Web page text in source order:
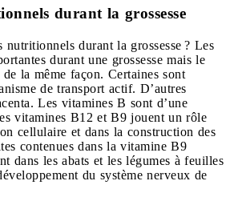
durant la grossesse
nutritionnels durant la grossesse ? Les
durant une grossesse mais le
la même façon. Certaines sont
de transport actif. D’autres
Les vitamines B sont d’une
vitamines B12 et B9 jouent un rôle
cellulaire et dans la construction des
contenues dans la vitamine B9
dans les abats et les légumes à feuilles
du système nerveux de